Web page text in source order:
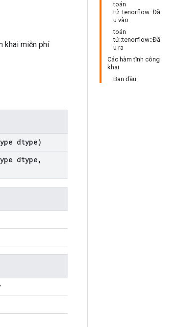
toán
tử::tenorflow::Đầ
u vào
toán
tử::tenorflow::Đầ
u ra
Các hàm tĩnh công
khai
Ban đầu
khai miễn phí
dtype)
dtype ,